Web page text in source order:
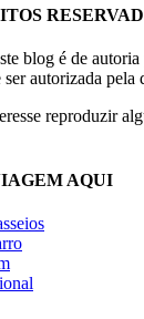
blog é de
autorizada pela
reproduzir
AQUI